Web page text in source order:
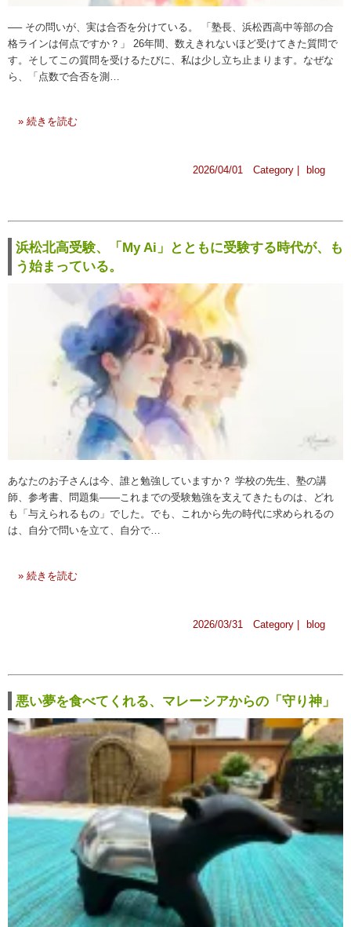
── その問いが、実は合否を分けている。 「塾長、浜松西高中等部の合
格ラインは何点ですか？」 26年間、数えきれないほど受けてきた質問で
す。そしてこの質問を受けるたびに、私は少し立ち止まります。なぜな
ら、「点数で合否を測…
» 続きを読む
2026/04/01 Category | blog
浜松北高受験、「My Ai」とともに受験する時代が、も
う始まっている。
あなたのお子さんは今、誰と勉強していますか？ 学校の先生、塾の講
師、参考書、問題集——これまでの受験勉強を支えてきたものは、どれ
も「与えられるもの」でした。でも、これから先の時代に求められるの
は、自分で問いを立て、自分で…
» 続きを読む
2026/03/31 Category | blog
悪い夢を食べてくれる、マレーシアからの「守り神」